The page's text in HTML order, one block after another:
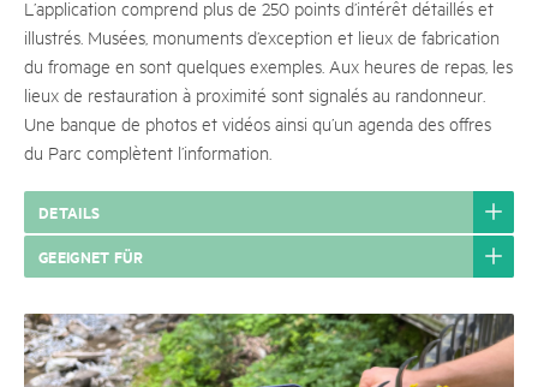
L’application comprend plus de 250 points d’intérêt détaillés et
illustrés. Musées, monuments d’exception et lieux de fabrication
du fromage en sont quelques exemples. Aux heures de repas, les
lieux de restauration à proximité sont signalés au randonneur.
Une banque de photos et vidéos ainsi qu’un agenda des offres
du Parc complètent l’information.
DETAILS
GEEIGNET FÜR